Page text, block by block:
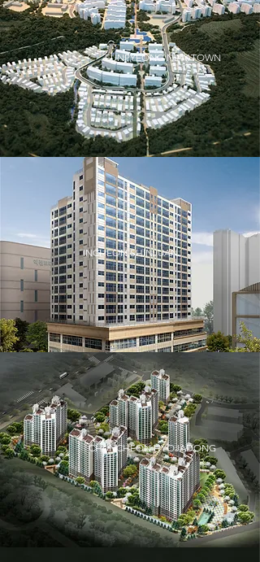
EUNPYEONG NEW TOWN
INCHEON SHINJUAN
CHUNCHEON HYOJADONG